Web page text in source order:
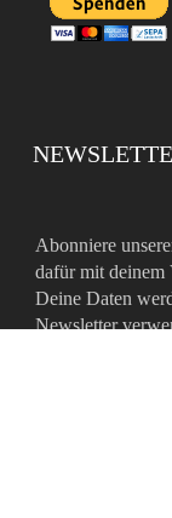
Abonniere
dafür mit deinem
Deine Daten
Newsletter